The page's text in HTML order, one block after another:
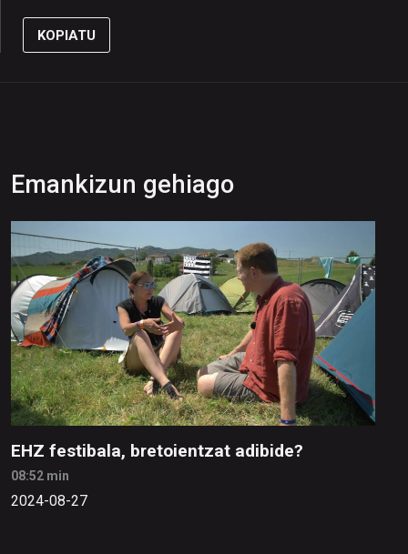
KOPIATU
Emankizun gehiago
EHZ festibala, bretoientzat adibide?
08:52 min
2024-08-27